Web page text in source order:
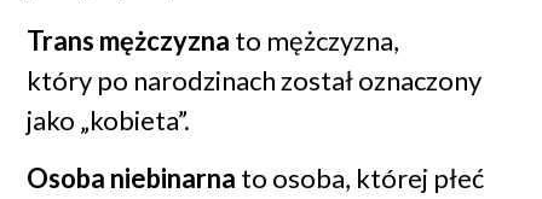
kobiety lub mężczyźni. Tak jak
w przypadku innych ludzi,
większość z nich jest
heteroseksualna.
Trans mężczyzna to mężczyzna,
który po narodzinach został oznaczony
jako „kobieta”.
Osoba niebinarna to osoba, której płeć